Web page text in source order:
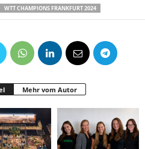
WTT CHAMPIONS FRANKFURT 2024
Mehr vom Autor